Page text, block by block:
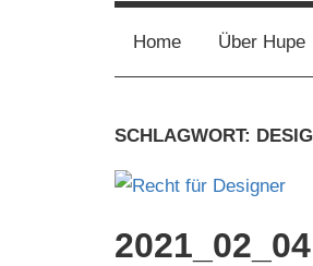
Kollektiv
Home Über Hupe
SCHLAGWORT: